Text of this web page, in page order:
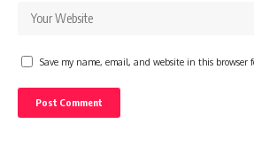
Save my name, email, and website in this browser